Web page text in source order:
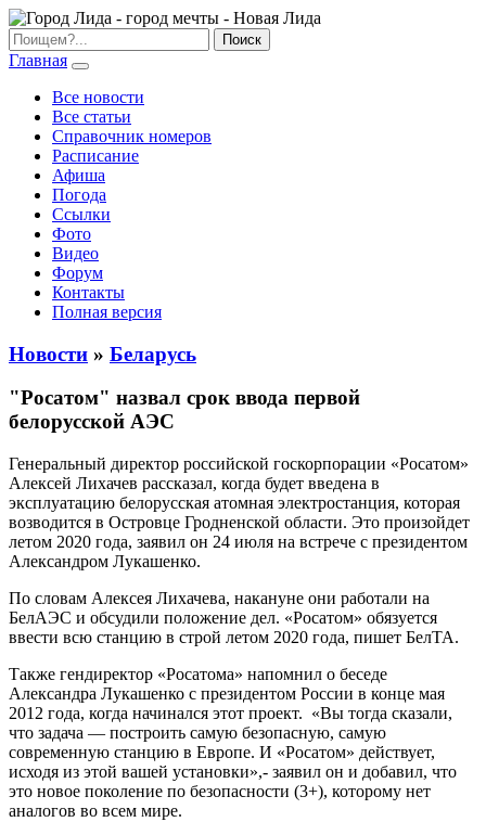
Главная
Все новости
Все статьи
Справочник номеров
Расписание
Афиша
Погода
Ссылки
Фото
Видео
Форум
Контакты
Полная версия
Новости » Беларусь
"Росатом" назвал срок ввода первой
белорусской АЭС
Генеральный директор российской госкорпорации «Росатом»
Алексей Лихачев рассказал, когда будет введена в
эксплуатацию белорусская атомная электростанция, которая
возводится в Островце Гродненской области. Это произойдет
летом 2020 года, заявил он 24 июля на встрече с президентом
Александром Лукашенко.
По словам Алексея Лихачева, накануне они работали на
БелАЭС и обсудили положение дел. «Росатом» обязуется
ввести всю станцию в строй летом 2020 года, пишет БелТА.
Также гендиректор «Росатома» напомнил о беседе
Александра Лукашенко с президентом России в конце мая
2012 года, когда начинался этот проект. «Вы тогда сказали,
что задача — построить самую безопасную, самую
современную станцию в Европе. И «Росатом» действует,
исходя из этой вашей установки»,- заявил он и добавил, что
это новое поколение по безопасности (3+), которому нет
аналогов во всем мире.